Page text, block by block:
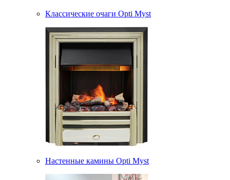
Классические очаги Opti Myst
Настенные камины Opti Myst